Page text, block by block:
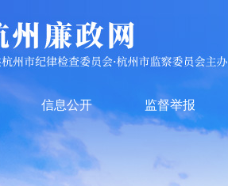
信息公开 监督举报